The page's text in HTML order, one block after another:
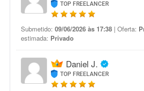
TOP FREELANCER
Submetido: 09/06/2026 às 17:38 | Oferta:
estimada: Privado
Daniel J.
TOP FREELANCER